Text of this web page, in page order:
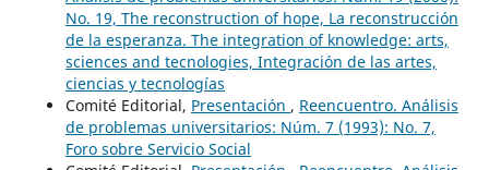
No. 19, The reconstruction of hope, La reconstrucción
de la esperanza. The integration of knowledge: arts,
sciences and tecnologies, Integración de las artes,
ciencias y tecnologías
Comité Editorial, Presentación , Reencuentro. Análisis
de problemas universitarios: Núm. 7 (1993): No. 7,
Foro sobre Servicio Social